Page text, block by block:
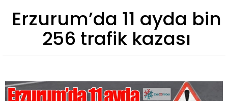
Erzurum’da 11 ayda bin
256 trafik kazası